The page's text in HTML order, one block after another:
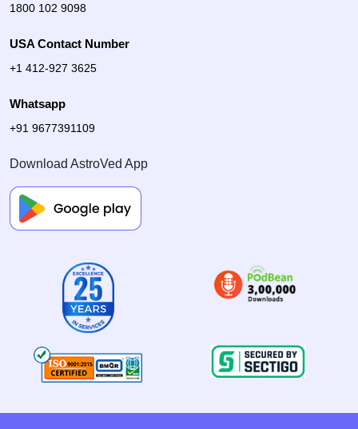
1800 102 9098
USA Contact Number
+1 412-927 3625
Whatsapp
+91 9677391109
Download AstroVed App